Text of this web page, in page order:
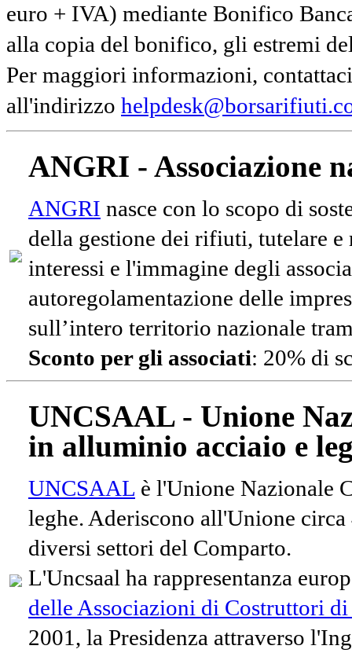
euro + IVA) mediante Bonifico
alla copia del bonifico, gli estremi
Per maggiori informazioni,
all'indirizzo
ANGRI - Associazione
ANGRI nasce con lo scopo di
della gestione dei rifiuti, tutelare e
interessi e l'immagine degli
autoregolamentazione delle
sull’intero territorio nazionale
Sconto per gli associati: 20% di
UNCSAAL - Unione
in alluminio acciaio e
UNCSAAL è l'Unione Nazionale
leghe. Aderiscono all'Unione
diversi settori del Comparto.
L'Uncsaal ha rappresentanza
delle Associazioni di Costruttori
2001, la Presidenza attraverso